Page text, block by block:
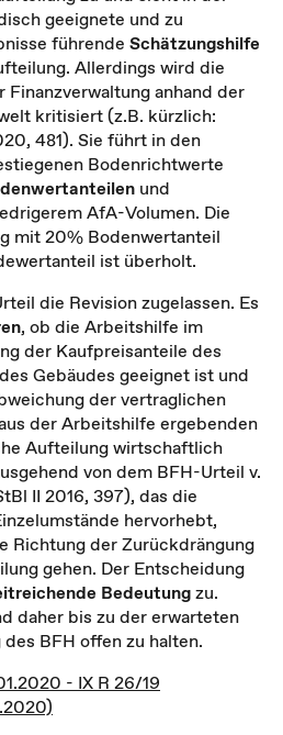
geeignete und zu
führende Schätzungshilfe
Allerdings wird die
anhand der
kritisiert (z.B. kürzlich:
481). Sie führt in den
Bodenrichtwerte
und
AfA-Volumen. Die
mit 20% Bodenwertanteil
ist überholt.
die Revision zugelassen. Es
, ob die Arbeitshilfe im
der Kaufpreisanteile des
Gebäudes geeignet ist und
der vertraglichen
der Arbeitshilfe ergebenden
Aufteilung wirtschaftlich
von dem BFH-Urteil v.
II 2016, 397), das die
hervorhebt,
Richtung der Zurückdrängung
gehen. Der Entscheidung
Bedeutungzu.
daher bis zu der erwarteten
BFH offen zu halten.
- IX R 26/19